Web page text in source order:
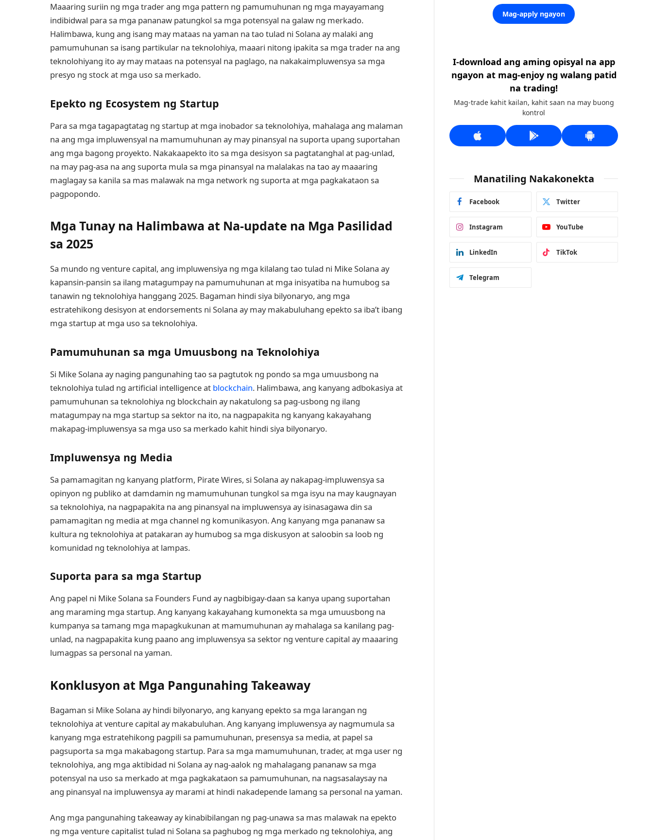
Maaaring suriin ng mga trader ang mga pattern ng pamumuhunan ng mga mayayamang
indibidwal para sa mga pananaw patungkol sa mga potensyal na galaw ng merkado.
Halimbawa, kung ang isang may mataas na yaman na tao tulad ni Solana ay malaki ang
pamumuhunan sa isang partikular na teknolohiya, maaari nitong ipakita sa mga trader na ang
teknolohiyang ito ay may mataas na potensyal na paglago, na nakakaimpluwensya sa mga
presyo ng stock at mga uso sa merkado.
Epekto ng Ecosystem ng Startup
Para sa mga tagapagtatag ng startup at mga inobador sa teknolohiya, mahalaga ang malaman
na ang mga impluwensyal na mamumuhunan ay may pinansyal na suporta upang suportahan
ang mga bagong proyekto. Nakakaapekto ito sa mga desisyon sa pagtatanghal at pag-unlad,
na may pag-asa na ang suporta mula sa mga pinansyal na malalakas na tao ay maaaring
maglagay sa kanila sa mas malawak na mga network ng suporta at mga pagkakataon sa
pagpopondo.
Mga Tunay na Halimbawa at Na-update na Mga Pasilidad
sa 2025
Sa mundo ng venture capital, ang impluwensiya ng mga kilalang tao tulad ni Mike Solana ay
kapansin-pansin sa ilang matagumpay na pamumuhunan at mga inisyatiba na humubog sa
tanawin ng teknolohiya hanggang 2025. Bagaman hindi siya bilyonaryo, ang mga
estratehikong desisyon at endorsements ni Solana ay may makabuluhang epekto sa iba’t ibang
mga startup at mga uso sa teknolohiya.
Pamumuhunan sa mga Umuusbong na Teknolohiya
Si Mike Solana ay naging pangunahing tao sa pagtutok ng pondo sa mga umuusbong na
teknolohiya tulad ng artificial intelligence at blockchain. Halimbawa, ang kanyang adbokasiya at
pamumuhunan sa teknolohiya ng blockchain ay nakatulong sa pag-usbong ng ilang
matagumpay na mga startup sa sektor na ito, na nagpapakita ng kanyang kakayahang
makapag-impluwensya sa mga uso sa merkado kahit hindi siya bilyonaryo.
Impluwensya ng Media
Sa pamamagitan ng kanyang platform, Pirate Wires, si Solana ay nakapag-impluwensya sa
opinyon ng publiko at damdamin ng mamumuhunan tungkol sa mga isyu na may kaugnayan
sa teknolohiya, na nagpapakita na ang pinansyal na impluwensya ay isinasagawa din sa
pamamagitan ng media at mga channel ng komunikasyon. Ang kanyang mga pananaw sa
kultura ng teknolohiya at patakaran ay humubog sa mga diskusyon at saloobin sa loob ng
komunidad ng teknolohiya at lampas.
Suporta para sa mga Startup
Ang papel ni Mike Solana sa Founders Fund ay nagbibigay-daan sa kanya upang suportahan
ang maraming mga startup. Ang kanyang kakayahang kumonekta sa mga umuusbong na
kumpanya sa tamang mga mapagkukunan at mamumuhunan ay mahalaga sa kanilang pag-
unlad, na nagpapakita kung paano ang impluwensya sa sektor ng venture capital ay maaaring
lumagpas sa personal na yaman.
Konklusyon at Mga Pangunahing Takeaway
Bagaman si Mike Solana ay hindi bilyonaryo, ang kanyang epekto sa mga larangan ng
teknolohiya at venture capital ay makabuluhan. Ang kanyang impluwensya ay nagmumula sa
kanyang mga estratehikong pagpili sa pamumuhunan, presensya sa media, at papel sa
pagsuporta sa mga makabagong startup. Para sa mga mamumuhunan, trader, at mga user ng
teknolohiya, ang mga aktibidad ni Solana ay nag-aalok ng mahalagang pananaw sa mga
potensyal na uso sa merkado at mga pagkakataon sa pamumuhunan, na nagsasalaysay na
ang pinansyal na impluwensya ay marami at hindi nakadepende lamang sa personal na yaman.
Ang mga pangunahing takeaway ay kinabibilangan ng pag-unawa sa mas malawak na epekto
ng mga venture capitalist tulad ni Solana sa paghubog ng mga merkado ng teknolohiya, ang
Mag-apply ngayon
I-download ang aming opisyal na app
ngayon at mag-enjoy ng walang patid
na trading!
Mag-trade kahit kailan, kahit saan na may buong
kontrol
Manatiling Nakakonekta
Facebook Twitter
Instagram YouTube
LinkedIn TikTok
Telegram